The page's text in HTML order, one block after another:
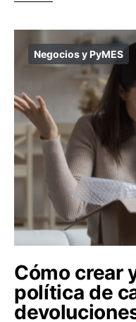
Negocios y PyMES
Cómo crear
política de